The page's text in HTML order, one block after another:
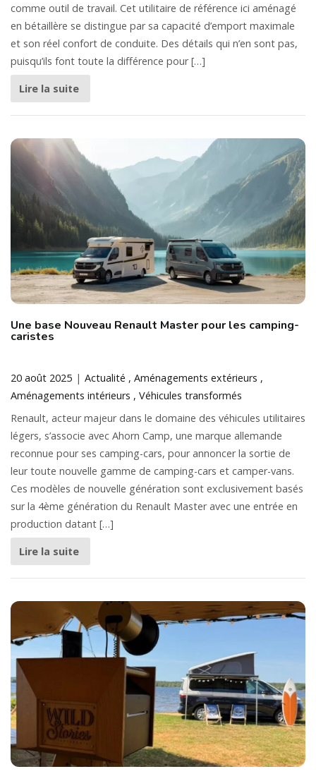
comme outil de travail. Cet utilitaire de référence ici aménagé
en bétaillère se distingue par sa capacité d’emport maximale
et son réel confort de conduite. Des détails qui n’en sont pas,
puisqu’ils font toute la différence pour […]
Lire la suite
Une base Nouveau Renault Master pour les camping-
caristes
20 août 2025 Actualité
Aménagements extérieurs
Aménagements intérieurs
Véhicules transformés
Renault, acteur majeur dans le domaine des véhicules utilitaires
légers, s’associe avec Ahorn Camp, une marque allemande
reconnue pour ses camping-cars, pour annoncer la sortie de
leur toute nouvelle gamme de camping-cars et camper-vans.
Ces modèles de nouvelle génération sont exclusivement basés
sur la 4ème génération du Renault Master avec une entrée en
production datant […]
Lire la suite